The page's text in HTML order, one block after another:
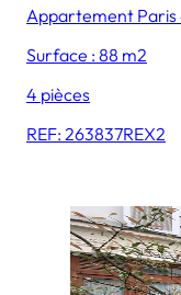
Appartement Paris
Surface : 88 m2
4 pièces
REF: 263837REX2